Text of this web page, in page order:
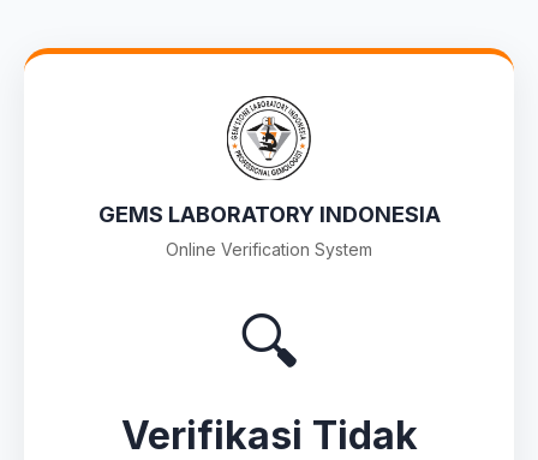
GEMS LABORATORY INDONESIA
Online Verification System
🔍
Verifikasi Tidak